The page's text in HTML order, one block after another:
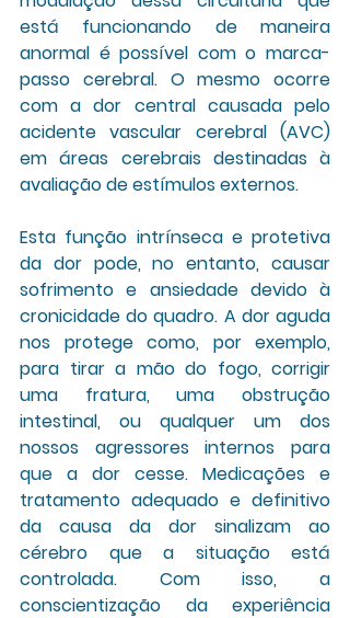
está funcionando de maneira
anormal é possível com o marca-
passo cerebral. O mesmo ocorre
com a dor central causada pelo
acidente vascular cerebral (AVC)
em áreas cerebrais destinadas à
avaliação de estímulos externos.
Esta função intrínseca e protetiva
da dor pode, no entanto, causar
sofrimento e ansiedade devido à
cronicidade do quadro. A dor aguda
nos protege como, por exemplo,
para tirar a mão do fogo, corrigir
uma fratura, uma obstrução
intestinal, ou qualquer um dos
nossos agressores internos para
que a dor cesse. Medicações e
tratamento adequado e definitivo
da causa da dor sinalizam ao
cérebro que a situação está
controlada. Com isso, a
conscientização da experiência